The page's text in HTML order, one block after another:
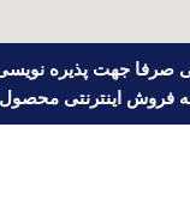
صرفا جهت پذیره
فروش اینترنتی